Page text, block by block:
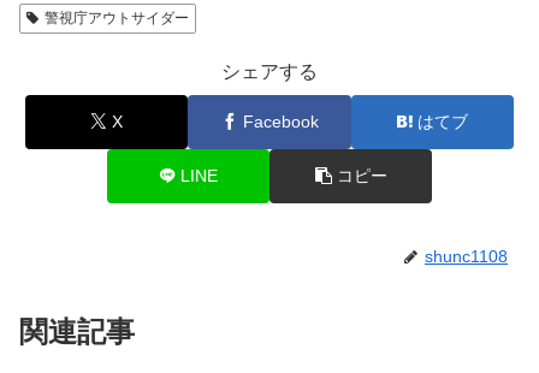
警視庁アウトサイダー
シェアする
X Facebook はてブ
LINE コピー
shunc1108
関連記事